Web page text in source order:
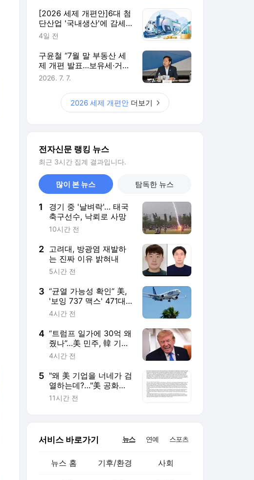
[2026 세제 개편안]6대 첨
단산업 '국내생산'에 감세…
핵심부품 생산량에 따라 지
4일 전
구윤철 “7월 말 부동산 세
제 개편 발표…보유세·거래
세 균형 검토”
2026. 7. 7.
2026 세제 개편안 더보기
전자신문 랭킹 뉴스
최근 3시간 집계 결과입니다.
많이 본 뉴스 탐독한 뉴스
1
경기 중 '날벼락'… 태국
축구선수, 낙뢰로 사망
10시간 전
2 고려대, 방광염 재발하
는 진짜 이유 밝혀내
5시간 전
3 “균열 가능성 확인” 美,
'보잉 737 맥스' 471대
점검 명령…한국 노선은
4시간 전
4 “트럼프 일가에 30억 왜
줬나”…美 민주, 韓 기업
“잠재적 뇌물” 조사
4시간 전
5 "왜 美 기업을 너네가 검
열하는데?…"美 공화당,
대놓고 韓 정부에 경고
11시간 전
서비스 바로가기 뉴스 연예 스포츠
뉴스 홈 기후/환경 사회